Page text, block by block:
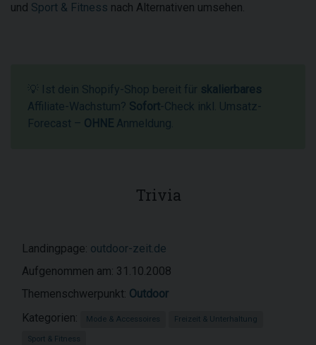
und Sport & Fitness nach Alternativen umsehen.
💡 Ist dein Shopify-Shop bereit für skalierbares
Affiliate-Wachstum? Sofort-Check inkl. Umsatz-
Forecast – OHNE Anmeldung.
Trivia
Landingpage: outdoor-zeit.de
Aufgenommen am: 31.10.2008
Themenschwerpunkt: Outdoor
Kategorien:
Mode & Accessoires Freizeit & Unterhaltung
Sport & Fitness